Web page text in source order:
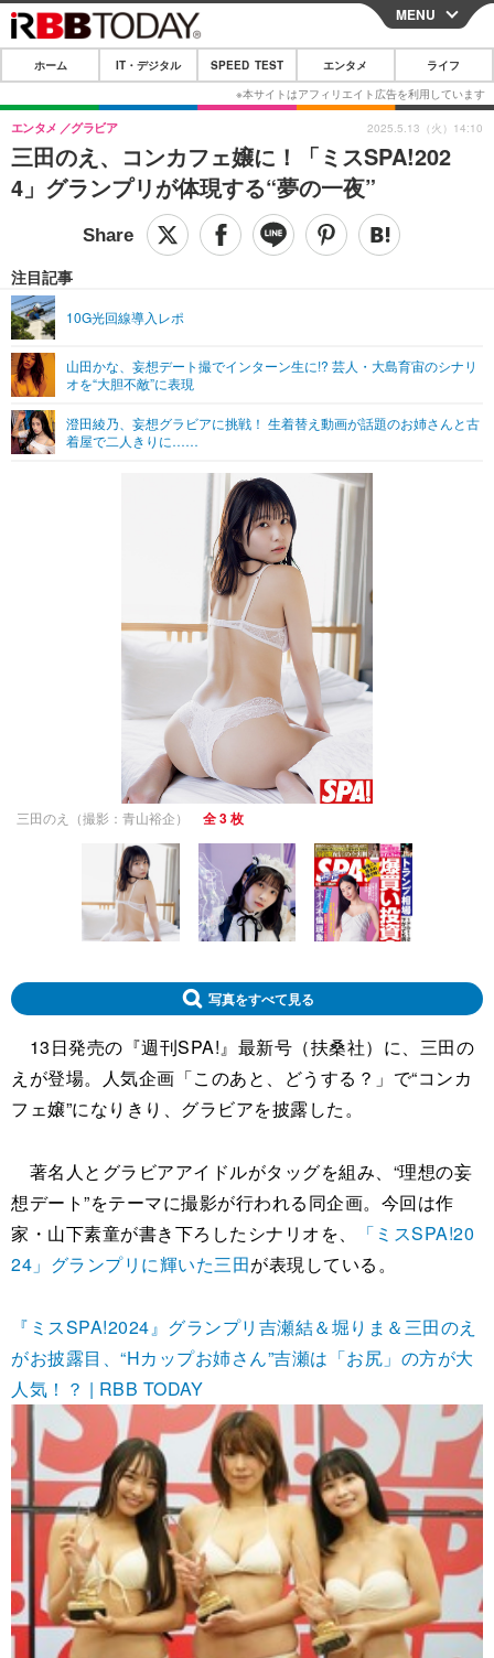
CLOSE
ホーム
IT・デジタル
IT・デジタルTOP スマートフォン
ショッピング その他
SPEED TEST
エンタメTOP 映画・ドラマ
グラビア
ショッピング その他
ライフTOP
その他
リリース一覧
プッシュ通知の停止方法
MENU
ホーム IT・デジタル SPEED TEST エンタメ ライフ
三田のえ、コンカフェ嬢に！「ミスSPA!202
4」グランプリが体現する“夢の一夜”
エンタメ グラビア
注目記事
10G光回線導入レポ
山田かな、妄想デート撮でインターン生に!? 芸人・大島育宙のシナリ
オを“大胆不敵”に表現
澄田綾乃、妄想グラビアに挑戦！ 生着替え動画が話題のお姉さんと古
着屋で二人きりに……
2025.5.13（火）14:10
三田のえ（撮影：青山裕企） 全 3 枚
写真をすべて見る
13日発売の『週刊SPA!』最新号（扶桑社）に、三田の
えが登場。人気企画「このあと、どうする？」で“コンカ
フェ嬢”になりきり、グラビアを披露した。
著名人とグラビアアイドルがタッグを組み、“理想の妄
想デート”をテーマに撮影が行われる同企画。今回は作
家・山下素童が書き下ろしたシナリオを、
「ミスSPA!20
24」グランプリに輝いた三田が表現している。
『ミスSPA!2024』グランプリ吉瀬結＆堀りま＆三田のえ
がお披露目、“Hカップお姉さん”吉瀬は「お尻」の方が大
人気！？ | RBB TODAY